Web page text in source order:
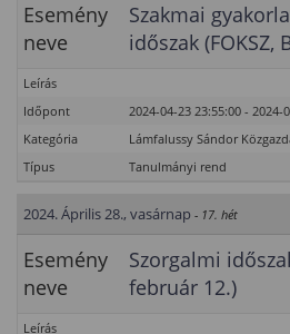
Esemény
neve
Szakmai
időszak (FOKSZ,
Leírás
Időpont
2024-04-23 23:55:00 - 2024-
Kategória
Lámfalussy Sándor
Típus
Tanulmányi rend
2024. Április 28., vasárnap - 17. hét
Esemény
neve
Szorgalmi
február 12.)
Leírás